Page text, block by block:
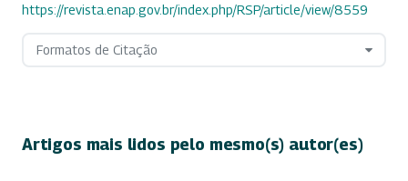
https://revista.enap.gov.br/index.php/RSP/article/view/8559
Formatos de Citação
Artigos mais lidos pelo mesmo(s) autor(es)